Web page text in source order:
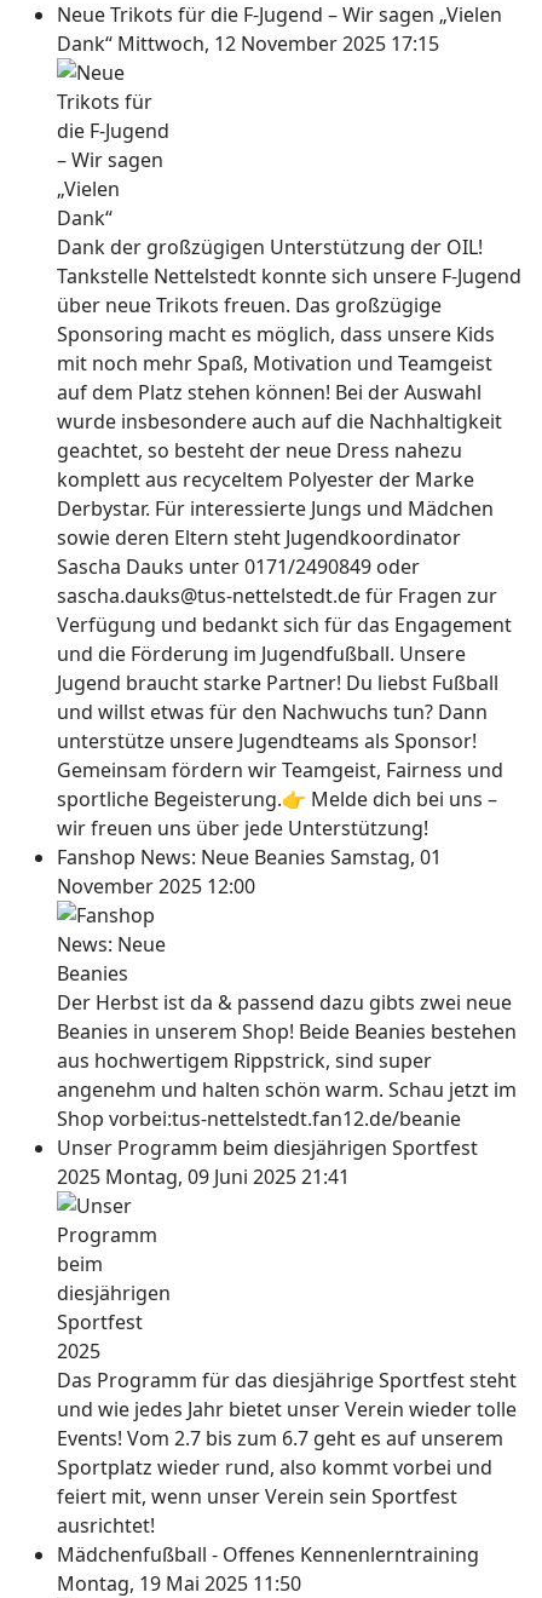
Neue Trikots für die F-Jugend – Wir sagen „Vielen
Dank“ Mittwoch, 12 November 2025 17:15
Dank der großzügigen Unterstützung der OIL!
Tankstelle Nettelstedt konnte sich unsere F-Jugend
über neue Trikots freuen. Das großzügige
Sponsoring macht es möglich, dass unsere Kids
mit noch mehr Spaß, Motivation und Teamgeist
auf dem Platz stehen können! Bei der Auswahl
wurde insbesondere auch auf die Nachhaltigkeit
geachtet, so besteht der neue Dress nahezu
komplett aus recyceltem Polyester der Marke
Derbystar. Für interessierte Jungs und Mädchen
sowie deren Eltern steht Jugendkoordinator
Sascha Dauks unter 0171/2490849 oder
sascha.dauks@tus-nettelstedt.de für Fragen zur
Verfügung und bedankt sich für das Engagement
und die Förderung im Jugendfußball. Unsere
Jugend braucht starke Partner! Du liebst Fußball
und willst etwas für den Nachwuchs tun? Dann
unterstütze unsere Jugendteams als Sponsor!
Gemeinsam fördern wir Teamgeist, Fairness und
sportliche Begeisterung.👉 Melde dich bei uns –
wir freuen uns über jede Unterstützung!
Fanshop News: Neue Beanies Samstag, 01
November 2025 12:00
Der Herbst ist da & passend dazu gibts zwei neue
Beanies in unserem Shop! Beide Beanies bestehen
aus hochwertigem Rippstrick, sind super
angenehm und halten schön warm. Schau jetzt im
Shop vorbei:tus-nettelstedt.fan12.de/beanie
Unser Programm beim diesjährigen Sportfest
2025 Montag, 09 Juni 2025 21:41
Das Programm für das diesjährige Sportfest steht
und wie jedes Jahr bietet unser Verein wieder tolle
Events! Vom 2.7 bis zum 6.7 geht es auf unserem
Sportplatz wieder rund, also kommt vorbei und
feiert mit, wenn unser Verein sein Sportfest
ausrichtet!
Mädchenfußball - Offenes Kennenlerntraining
Montag, 19 Mai 2025 11:50